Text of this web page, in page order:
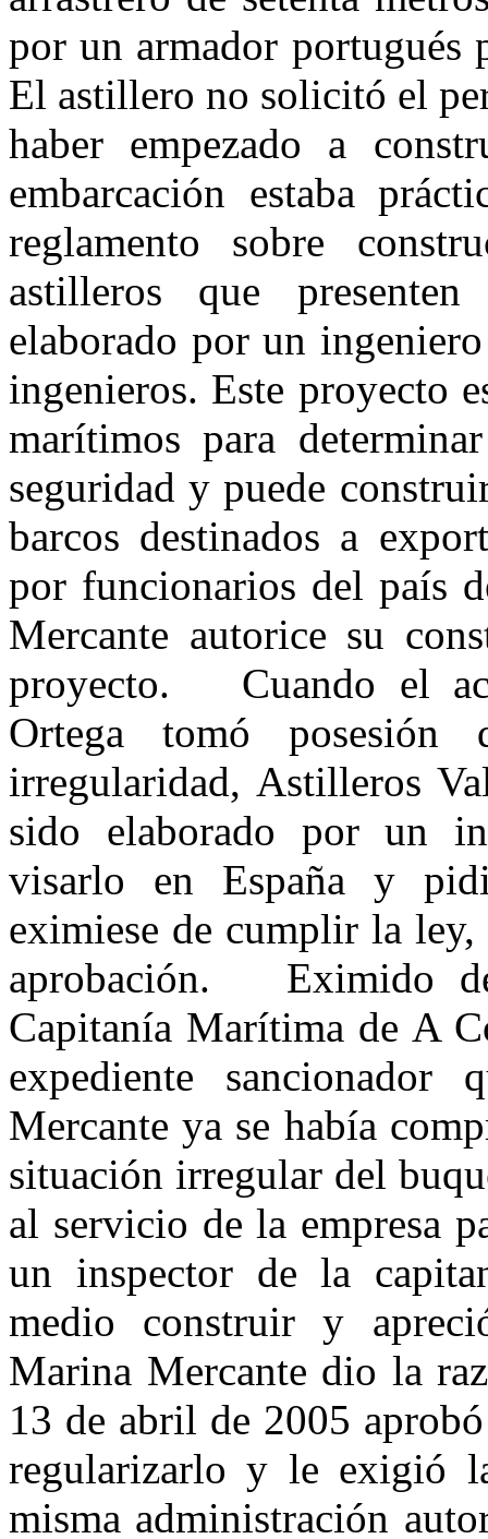
por un armador
El astillero no solicitó el
haber empezado a
embarcación estaba
reglamento sobre
astilleros que
elaborado por un
ingenieros. Este proyecto
marítimos para
seguridad y puede
barcos destinados a
por funcionarios del país
Mercante autorice su
proyecto. Cuando el
Ortega tomó
irregularidad, Astilleros
sido elaborado por un
visarlo en España y
eximiese de cumplir la
aprobación. Eximido
Capitanía Marítima de A
expediente sancionador
Mercante ya se había
situación irregular del
al servicio de la empresa
un inspector de la
medio construir y
Marina Mercante dio la
13 de abril de 2005
regularizarlo y le exigió
misma administración